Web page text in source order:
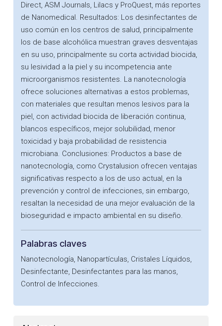
Direct, ASM Journals, Lilacs y ProQuest, más reportes
de Nanomedical. Resultados: Los desinfectantes de
uso común en los centros de salud, principalmente
los de base alcohólica muestran graves desventajas
en su uso, principalmente su corta actividad biocida,
su lesividad a la piel y su incompetencia ante
microorganismos resistentes. La nanotecnología
ofrece soluciones alternativas a estos problemas,
con materiales que resultan menos lesivos para la
piel, con actividad biocida de liberación continua,
blancos específicos, mejor solubilidad, menor
toxicidad y baja probabilidad de resistencia
microbiana. Conclusiones: Productos a base de
nanotecnología, como Crystalusion ofrecen ventajas
significativas respecto a los de uso actual, en la
prevención y control de infecciones, sin embargo,
resaltan la necesidad de una mejor evaluación de la
bioseguridad e impacto ambiental en su diseño.
Palabras claves
Nanotecnología, Nanopartículas, Cristales Líquidos,
Desinfectante, Desinfectantes para las manos,
Control de Infecciones.